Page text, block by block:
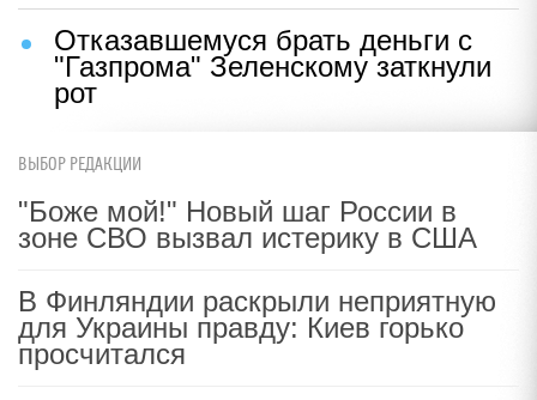
Отказавшемуся брать деньги с
"Газпрома" Зеленскому заткнули
рот
ВЫБОР РЕДАКЦИИ
"Боже мой!" Новый шаг России в
зоне СВО вызвал истерику в США
В Финляндии раскрыли неприятную
для Украины правду: Киев горько
просчитался